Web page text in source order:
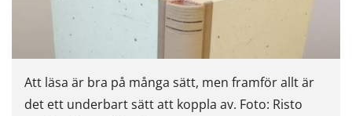
Att läsa är bra på många sätt, men framför allt är
det ett underbart sätt att koppla av. Foto: Risto